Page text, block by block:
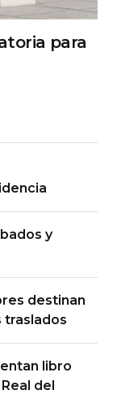
para
y
destinan
traslados
libro
del